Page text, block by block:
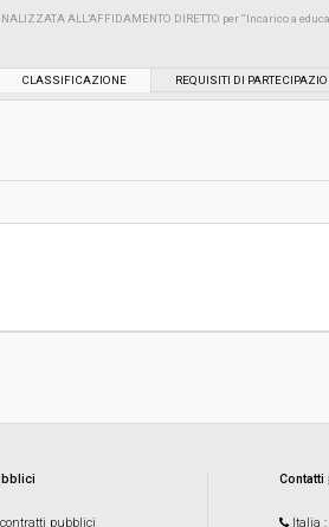
ALL’AFFIDAMENTO DIRETTO per “Incarico a
In corso
CLASSIFICAZIONE REQUISITI DI
pubblici
Italia